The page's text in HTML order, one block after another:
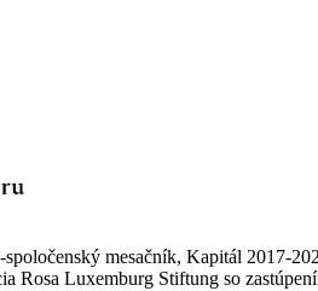
mesačník, Kapitál 2017-
Rosa Luxemburg Stiftung so